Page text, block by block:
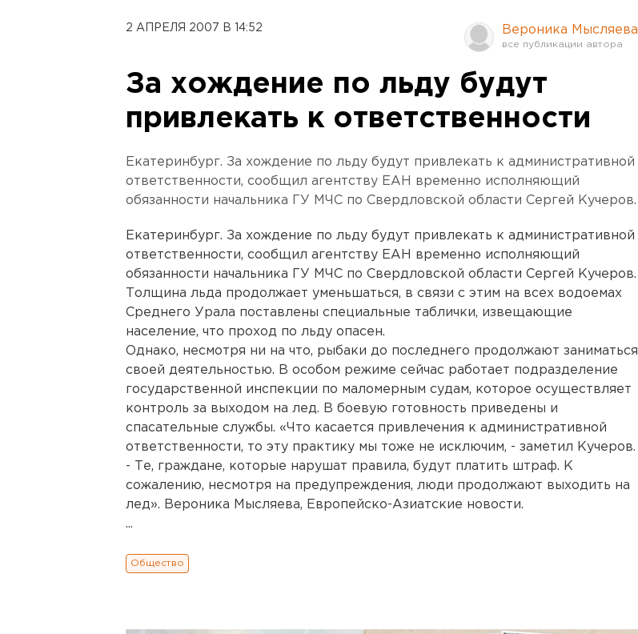
2 АПРЕЛЯ 2007 В 14:52 Вероника Мысляева
За хождение по льду будут
привлекать к ответственности
Екатеринбург. За хождение по льду будут привлекать к административной
ответственности, сообщил агентству ЕАН временно исполняющий
обязанности начальника ГУ МЧС по Свердловской области Сергей Кучеров.
Екатеринбург. За хождение по льду будут привлекать к административной
ответственности, сообщил агентству ЕАН временно исполняющий
обязанности начальника ГУ МЧС по Свердловской области Сергей Кучеров.
Толщина льда продолжает уменьшаться, в связи с этим на всех водоемах
Среднего Урала поставлены специальные таблички, извещающие
население, что проход по льду опасен.
Однако, несмотря ни на что, рыбаки до последнего продолжают заниматься
своей деятельностью. В особом режиме сейчас работает подразделение
государственной инспекции по маломерным судам, которое осуществляет
контроль за выходом на лед. В боевую готовность приведены и
спасательные службы. «Что касается привлечения к административной
ответственности, то эту практику мы тоже не исключим, - заметил Кучеров.
- Те, граждане, которые нарушат правила, будут платить штраф. К
сожалению, несмотря на предупреждения, люди продолжают выходить на
лед». Вероника Мысляева, Европейско-Азиатские новости.
...
Общество